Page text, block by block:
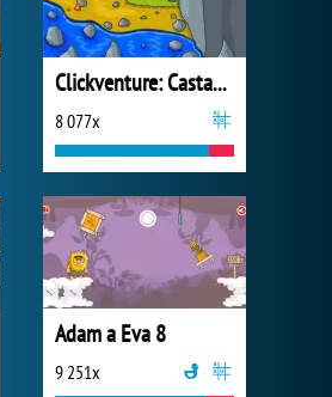
Clickventure: Castaway
8 077x
Adam a Eva 8
9 251x